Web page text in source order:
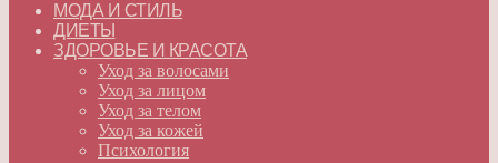
МОДА И СТИЛЬ
ДИЕТЫ
ЗДОРОВЬЕ И КРАСОТА
Уход за волосами
Уход за лицом
Уход за телом
Уход за кожей
Психология